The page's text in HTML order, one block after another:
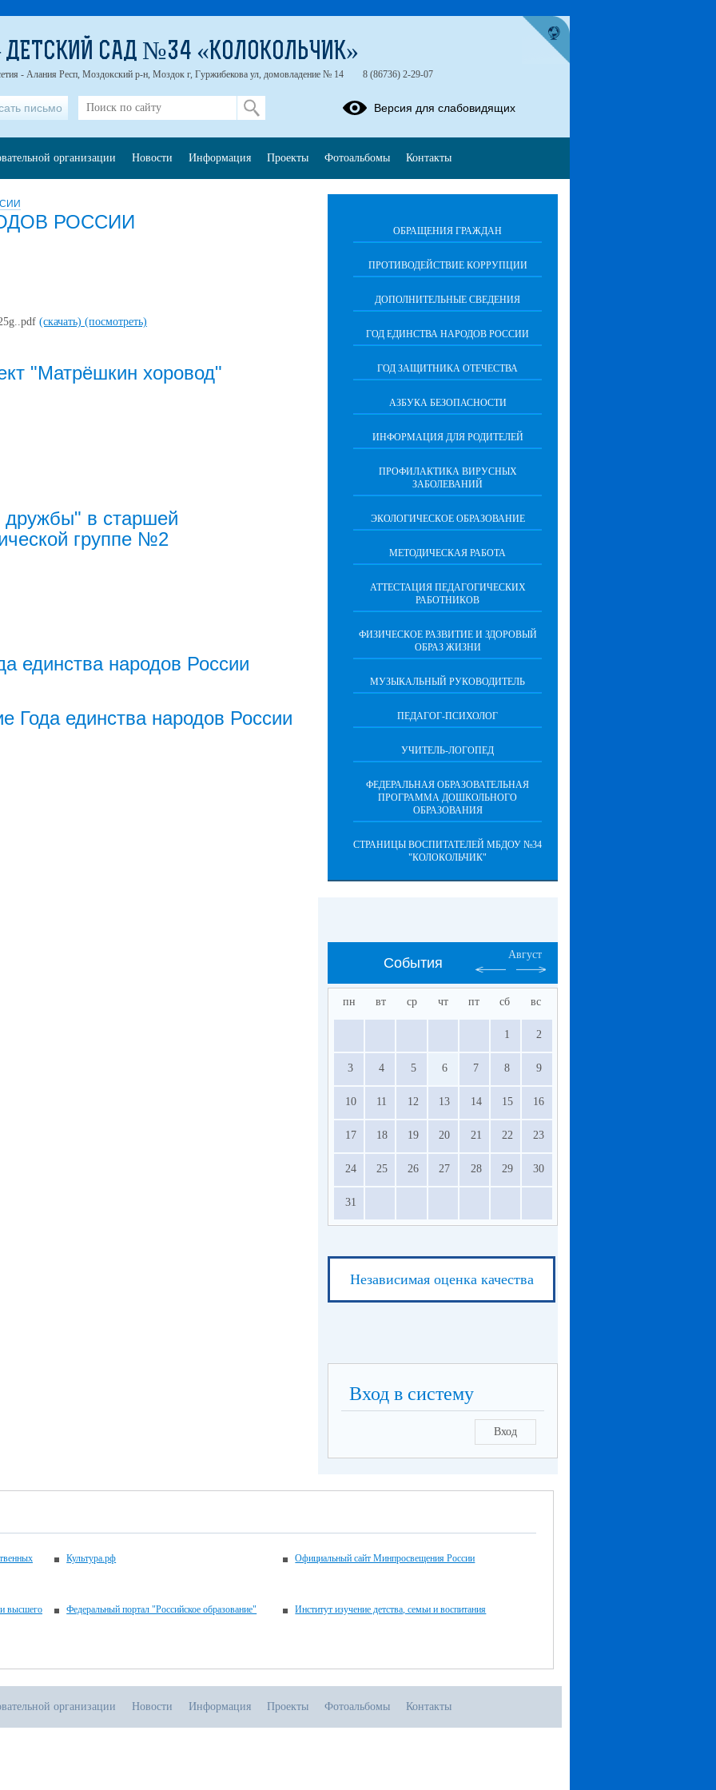
РОССИИ
(скачать) (посмотреть)
"Матрёшкин хоровод"
дружбы" в старшей
группе №2
единства народов России
Года единства народов России
ОБРАЩЕНИЯ ГРАЖДАН
ПРОТИВОДЕЙСТВИЕ КОРРУПЦИИ
ДОПОЛНИТЕЛЬНЫЕ СВЕДЕНИЯ
ГОД ЕДИНСТВА НАРОДОВ РОССИИ
ГОД ЗАЩИТНИКА ОТЕЧЕСТВА
АЗБУКА БЕЗОПАСНОСТИ
ИНФОРМАЦИЯ ДЛЯ РОДИТЕЛЕЙ
ПРОФИЛАКТИКА ВИРУСНЫХ
ЗАБОЛЕВАНИЙ
ЭКОЛОГИЧЕСКОЕ ОБРАЗОВАНИЕ
МЕТОДИЧЕСКАЯ РАБОТА
АТТЕСТАЦИЯ ПЕДАГОГИЧЕСКИХ
РАБОТНИКОВ
ФИЗИЧЕСКОЕ РАЗВИТИЕ И ЗДОРОВЫЙ
ОБРАЗ ЖИЗНИ
МУЗЫКАЛЬНЫЙ РУКОВОДИТЕЛЬ
ПЕДАГОГ-ПСИХОЛОГ
УЧИТЕЛЬ-ЛОГОПЕД
ФЕДЕРАЛЬНАЯ ОБРАЗОВАТЕЛЬНАЯ
ПРОГРАММА ДОШКОЛЬНОГО
ОБРАЗОВАНИЯ
СТРАНИЦЫ ВОСПИТАТЕЛЕЙ МБДОУ №34
"КОЛОКОЛЬЧИК"
События
Август
пн вт ср чт пт сб вс
1 2
3 4 5 6 7 8 9
10 11 12 13 14 15 16
17 18 19 20 21 22 23
24 25 26 27 28 29 30
31
Независимая оценка качества
Вход в систему
Вход
Культура.рф Официальный сайт Минпросвещения России
высшего
Федеральный портал "Российское образование" Институт изучение детства, семьи и воспитания
ДЕТСКИЙ САД №34 «КОЛОКОЛЬЧИК»
- Алания Респ, Моздокский р-н, Моздок г, Гуржибекова ул, домовладение № 14 8 (86736) 2-29-07
письмо Версия для слабовидящих
организации Новости Информация Проекты Фотоальбомы Контакты
организации Новости Информация Проекты Фотоальбомы Контакты